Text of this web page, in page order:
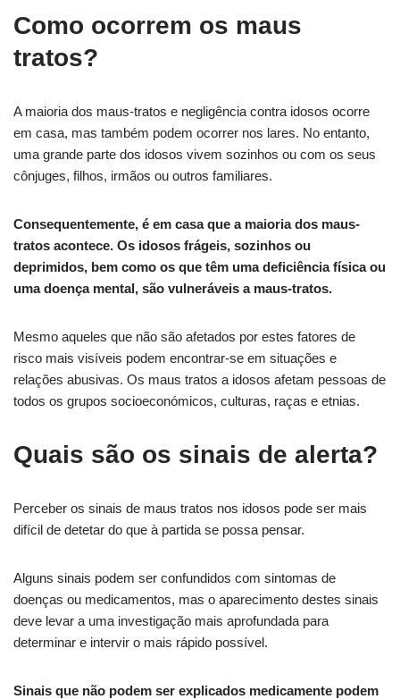
Como ocorrem os maus
tratos?
A maioria dos maus-tratos e negligência contra idosos ocorre
em casa, mas também podem ocorrer nos lares. No entanto,
uma grande parte dos idosos vivem sozinhos ou com os seus
cônjuges, filhos, irmãos ou outros familiares.
Consequentemente, é em casa que a maioria dos maus-
tratos acontece. Os idosos frágeis, sozinhos ou
deprimidos, bem como os que têm uma deficiência física ou
uma doença mental, são vulneráveis a maus-tratos.
Mesmo aqueles que não são afetados por estes fatores de
risco mais visíveis podem encontrar-se em situações e
relações abusivas. Os maus tratos a idosos afetam pessoas de
todos os grupos socioeconómicos, culturas, raças e etnias.
Quais são os sinais de alerta?
Perceber os sinais de maus tratos nos idosos pode ser mais
difícil de detetar do que à partida se possa pensar.
Alguns sinais podem ser confundidos com sintomas de
doenças ou medicamentos, mas o aparecimento destes sinais
deve levar a uma investigação mais aprofundada para
determinar e intervir o mais rápido possível.
Sinais que não podem ser explicados medicamente podem